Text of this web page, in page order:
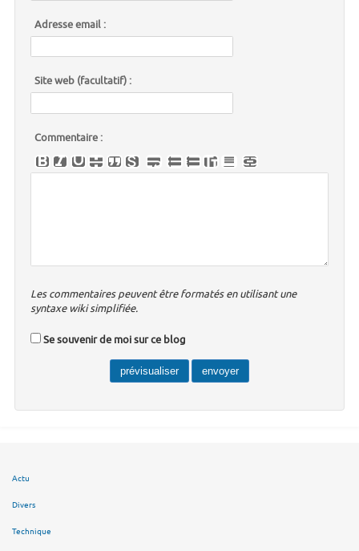
Adresse email :
Site web (facultatif) :
Commentaire :
Les commentaires peuvent être formatés en utilisant une
syntaxe wiki simplifiée.
Se souvenir de moi sur ce blog
Actu
Divers
Technique